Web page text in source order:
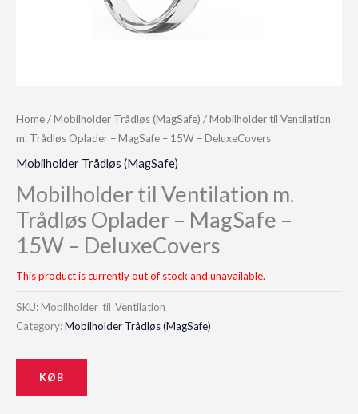
Home/Mobilholder Trådløs (MagSafe) / Mobilholder til Ventilation
m. Trådløs Oplader – MagSafe – 15W – DeluxeCovers
Mobilholder Trådløs (MagSafe)
Mobilholder til Ventilation m.
Trådløs Oplader – MagSafe –
15W – DeluxeCovers
This product is currently out of stock and unavailable.
SKU: Mobilholder_til_Ventilation
Category:Mobilholder Trådløs (MagSafe)
KØB